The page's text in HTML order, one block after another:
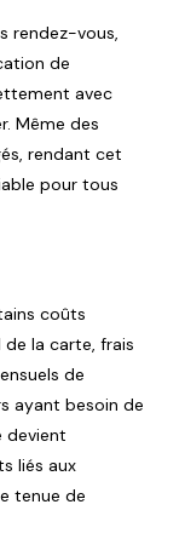
rendez-vous,
de
avec
Même des
rendant cet
pour tous
coûts
la carte, frais
de
ayant besoin de
devient
liés aux
tenue de